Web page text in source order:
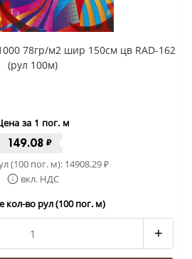
78гр/м2 шир 150см цв RAD-162
(рул 100м)
за 1 пог. м
149.08 ₽
(100 пог. м): 14908.29₽
вкл. НДС
кол-во рул (100 пог. м)
+